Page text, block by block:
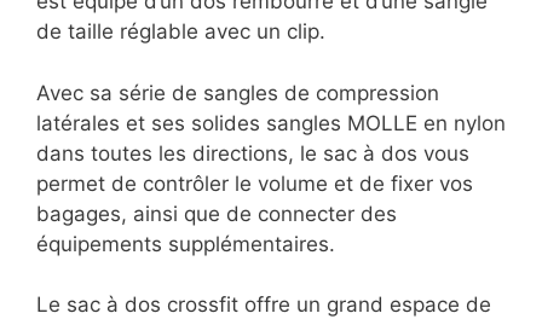
de taille réglable avec un clip.
Avec sa série de sangles de compression
latérales et ses solides sangles MOLLE en nylon
dans toutes les directions, le sac à dos vous
permet de contrôler le volume et de fixer vos
bagages, ainsi que de connecter des
équipements supplémentaires.
Le sac à dos crossfit offre un grand espace de